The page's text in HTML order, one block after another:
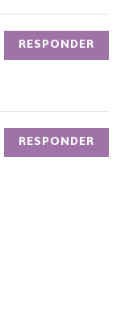
RESPONDER
RESPONDER